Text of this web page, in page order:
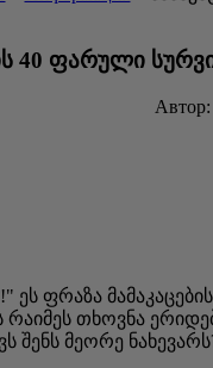
40 ფარული
Автор:
ფრაზა
თხოვნა
შენს მეორე